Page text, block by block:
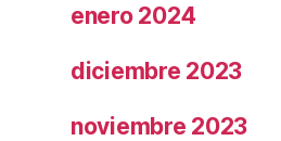
enero 2024
diciembre 2023
noviembre 2023